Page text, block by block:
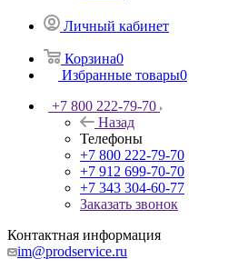
Личный кабинет
Корзина0
Избранные товары0
+7 800 222-79-70
Назад
Телефоны
+7 800 222-79-70
+7 912 699-70-70
+7 343 304-60-77
Заказать звонок
Контактная информация
im@prodservice.ru